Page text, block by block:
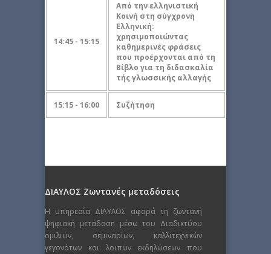
14:45 - 15:15
Από την ελληνιστική
Κοινή στη σύγχρονη
Ελληνική:
χρησιμοποιώντας
καθημερινές φράσεις
που προέρχονται από τη
Βίβλο για τη διδασκαλία
τής γλωσσικής αλλαγής
15:15 - 16:00 Συζήτηση
ΔΙΑΥΛΟΣ Ζωντανές μεταδόσεις
Η υπηρεσία ΔΙΑΥΛΟΣ αφορά τη ζωντανή
ψηφιακή μετάδοση μέσω του Διαδικτύου
ομιλιών, σεμιναρίων, καλλιτεχνικών
γεγονότων και λοιπών εκδηλώσεων που